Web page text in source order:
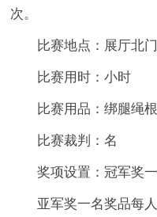
次。
比赛地点：展厅北
比赛用时：小时
比赛用品：绑腿绳
比赛裁判：名
奖项设置：冠军奖
亚军奖一名奖品每